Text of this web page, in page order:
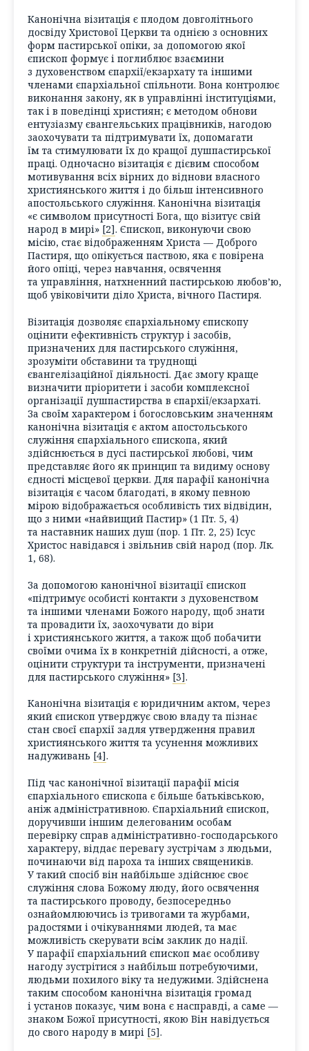
Канонічна візитація є плодом довголітнього
досвіду Христової Церкви та однією з основних
форм пастирської опіки, за допомогою якої
єпископ формує і поглиблює взаємини
з духовенством єпархії/екзархату та іншими
членами єпархіальної спільноти. Вона контролює
виконання закону, як в управлінні інституціями,
так і в поведінці християн; є методом обнови
ентузіазму євангельських працівників, нагодою
заохочувати та підтримувати їх, допомагати
їм та стимулювати їх до кращої душпастирської
праці. Одночасно візитація є дієвим способом
мотивування всіх вірних до віднови власного
християнського життя і до більш інтенсивного
апостольського служіння. Канонічна візитація
«є символом присутності Бога, що візитує свій
народ в мирі» [2]. Єпископ, виконуючи свою
місію, стає відображенням Христа — Доброго
Пастиря, що опікується паствою, яка є повірена
його опіці, через навчання, освячення
та управління, натхненний пастирською любов’ю,
щоб увіковічити діло Христа, вічного Пастиря.
Візитація дозволяє єпархіальному єпископу
оцінити ефективність структур і засобів,
призначених для пастирського служіння,
зрозуміти обставини та труднощі
євангелізаційної діяльності. Дає змогу краще
визначити пріоритети і засоби комплексної
організації душпастирства в єпархії/екзархаті.
За своїм характером і богословським значенням
канонічна візитація є актом апостольського
служіння єпархіального єпископа, який
здійснюється в дусі пастирської любові, чим
представляє його як принцип та видиму основу
єдності місцевої церкви. Для парафії канонічна
візитація є часом благодаті, в якому певною
мірою відображається особливість тих відвідин,
що з ними «найвищий Пастир» (1 Пт. 5, 4)
та наставник наших душ (пор. 1 Пт. 2, 25) Ісус
Христос навідався і звільнив свій народ (пор. Лк.
1, 68).
За допомогою канонічної візитації єпископ
«підтримує особисті контакти з духовенством
та іншими членами Божого народу, щоб знати
та провадити їх, заохочувати до віри
і християнського життя, а також щоб побачити
своїми очима їх в конкретній дійсності, а отже,
оцінити структури та інструменти, призначені
для пастирського служіння» [3].
Канонічна візитація є юридичним актом, через
який єпископ утверджує свою владу та пізнає
стан своєї єпархії задля утвердження правил
християнського життя та усунення можливих
надуживань [4].
Під час канонічної візитації парафії місія
єпархіального єпископа є більше батьківською,
аніж адміністративною. Єпархіальний єпископ,
доручивши іншим делегованим особам
перевірку справ адміністративно-господарського
характеру, віддає перевагу зустрічам з людьми,
починаючи від пароха та інших священиків.
У такий спосіб він найбільше здійснює своє
служіння слова Божому люду, його освячення
та пастирського проводу, безпосередньо
ознайомлюючись із тривогами та журбами,
радостями і очікуваннями людей, та має
можливість скерувати всім заклик до надії.
У парафії єпархіальний єпископ має особливу
нагоду зустрітися з найбільш потребуючими,
людьми похилого віку та недужими. Здійснена
таким способом канонічна візитація громад
і установ показує, чим вона є насправді, а саме —
знаком Божої присутності, якою Він навідується
до свого народу в мирі [5].